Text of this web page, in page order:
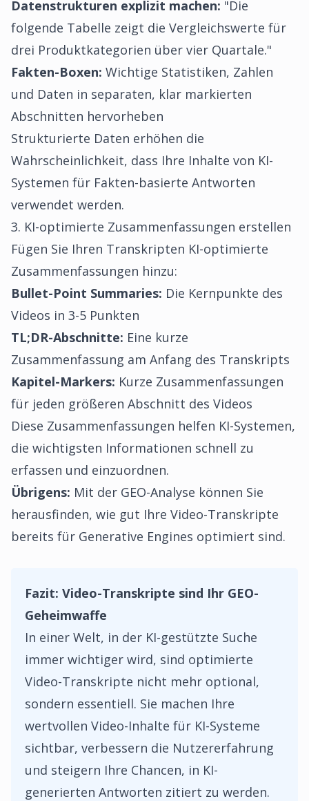
Datenstrukturen explizit machen: "Die
folgende Tabelle zeigt die Vergleichswerte für
drei Produktkategorien über vier Quartale."
Fakten-Boxen: Wichtige Statistiken, Zahlen
und Daten in separaten, klar markierten
Abschnitten hervorheben
Strukturierte Daten erhöhen die
Wahrscheinlichkeit, dass Ihre Inhalte von KI-
Systemen für Fakten-basierte Antworten
verwendet werden.
3. KI-optimierte Zusammenfassungen erstellen
Fügen Sie Ihren Transkripten KI-optimierte
Zusammenfassungen hinzu:
Bullet-Point Summaries: Die Kernpunkte des
Videos in 3-5 Punkten
TL;DR-Abschnitte: Eine kurze
Zusammenfassung am Anfang des Transkripts
Kapitel-Markers: Kurze Zusammenfassungen
für jeden größeren Abschnitt des Videos
Diese Zusammenfassungen helfen KI-Systemen,
die wichtigsten Informationen schnell zu
erfassen und einzuordnen.
Übrigens: Mit der GEO-Analyse können Sie
herausfinden, wie gut Ihre Video-Transkripte
bereits für Generative Engines optimiert sind.
Fazit: Video-Transkripte sind Ihr GEO-
Geheimwaffe
In einer Welt, in der KI-gestützte Suche
immer wichtiger wird, sind optimierte
Video-Transkripte nicht mehr optional,
sondern essentiell. Sie machen Ihre
wertvollen Video-Inhalte für KI-Systeme
sichtbar, verbessern die Nutzererfahrung
und steigern Ihre Chancen, in KI-
generierten Antworten zitiert zu werden.